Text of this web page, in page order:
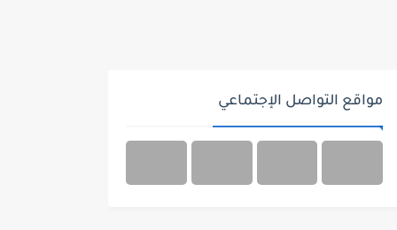
مواقع التواصل الإجتماعي